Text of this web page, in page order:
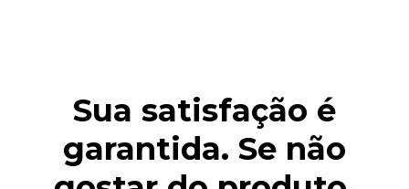
Sua satisfação é
garantida. Se não